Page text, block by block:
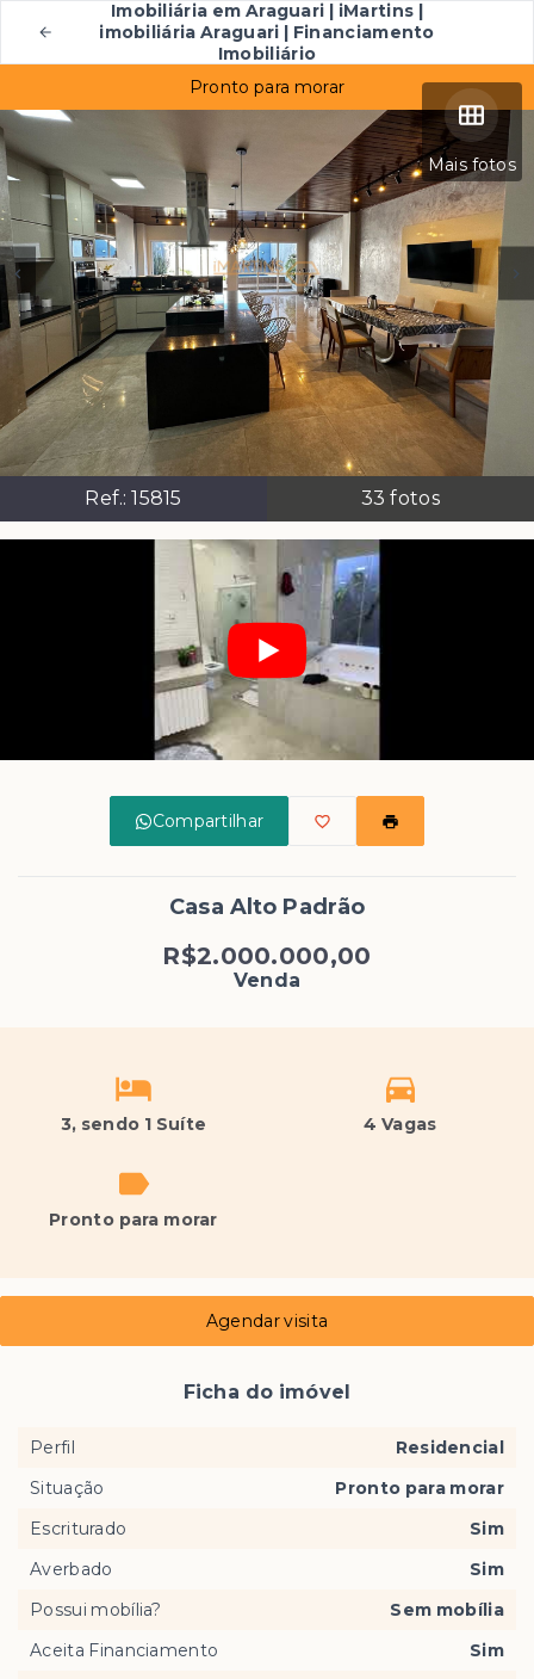
Imobiliária em Araguari | iMartins |
imobiliária Araguari | Financiamento
Imobiliário
Mais fotos
Ref.:15815 33 fotos
Pronto para morar
Compartilhar
Casa Alto Padrão
R$2.000.000,00
Venda
3, sendo 1 Suíte 4 Vagas
Pronto para morar
Agendar visita
Ficha do imóvel
Perfil
Residencial
Situação
Pronto para morar
Escriturado
Sim
Averbado
Sim
Possui mobília?
Sem mobília
Aceita Financiamento
Sim